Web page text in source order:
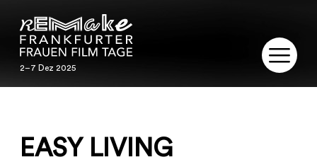
2–7 Dez 2025
2–7 Dez 2025
PROGRAMM
EASY LIVING